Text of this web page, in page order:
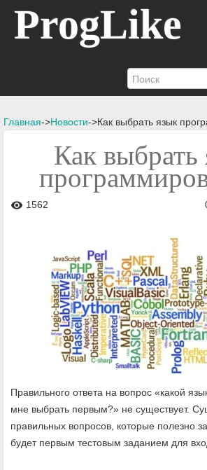
ProgLike
Главная->Новости->Как выбрать язык
Как выбрать
visibility 1562
Правильного ответа на вопрос «какой
мне выбрать первым?» не существует.
правильных вопросов, которые полезно
будет первым тестовым заданием для